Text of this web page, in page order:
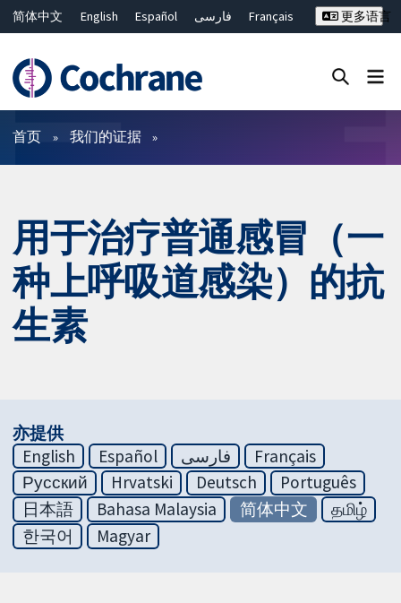
简体中文 English Español فارسی
Français
ไทย
繁體中文
更多语言
过滤
首页 我们的证据
用于治疗普通感冒（一
种上呼吸道感染）的抗
生素
亦提供
English
Español فارسی
Français
Русский
Hrvatski Deutsch
Português
日本語
Bahasa Malaysia 简体中文
தமிழ்
한국어
Magyar